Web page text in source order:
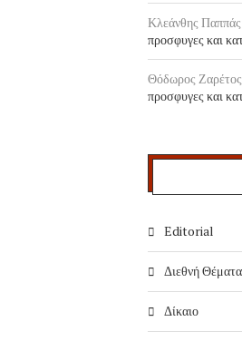
Κλεάνθης Παππάς
προσφυγες και
Θόδωρος Ζαρέτος
προσφυγες και
Editorial
Διεθνή Θέματα
Δίκαιο